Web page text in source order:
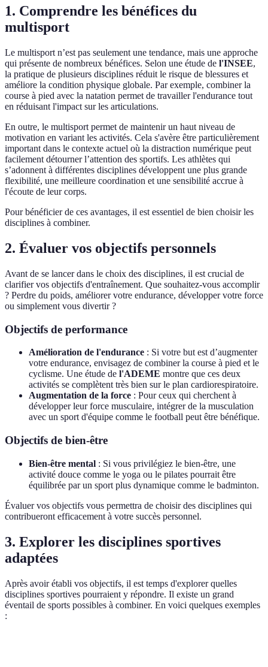
1. Comprendre les bénéfices du
multisport
Le multisport n’est pas seulement une tendance, mais une approche
qui présente de nombreux bénéfices. Selon une étude de l'INSEE,
la pratique de plusieurs disciplines réduit le risque de blessures et
améliore la condition physique globale. Par exemple, combiner la
course à pied avec la natation permet de travailler l'endurance tout
en réduisant l'impact sur les articulations.
En outre, le multisport permet de maintenir un haut niveau de
motivation en variant les activités. Cela s'avère être particulièrement
important dans le contexte actuel où la distraction numérique peut
facilement détourner l’attention des sportifs. Les athlètes qui
s’adonnent à différentes disciplines développent une plus grande
flexibilité, une meilleure coordination et une sensibilité accrue à
l'écoute de leur corps.
Pour bénéficier de ces avantages, il est essentiel de bien choisir les
disciplines à combiner.
2. Évaluer vos objectifs personnels
Avant de se lancer dans le choix des disciplines, il est crucial de
clarifier vos objectifs d'entraînement. Que souhaitez-vous accomplir
? Perdre du poids, améliorer votre endurance, développer votre force
ou simplement vous divertir ?
Objectifs de performance
Amélioration de l'endurance : Si votre but est d’augmenter
votre endurance, envisagez de combiner la course à pied et le
cyclisme. Une étude de l'ADEME montre que ces deux
activités se complètent très bien sur le plan cardiorespiratoire.
Augmentation de la force : Pour ceux qui cherchent à
développer leur force musculaire, intégrer de la musculation
avec un sport d'équipe comme le football peut être bénéfique.
Objectifs de bien-être
Bien-être mental : Si vous privilégiez le bien-être, une
activité douce comme le yoga ou le pilates pourrait être
équilibrée par un sport plus dynamique comme le badminton.
Évaluer vos objectifs vous permettra de choisir des disciplines qui
contribueront efficacement à votre succès personnel.
3. Explorer les disciplines sportives
adaptées
Après avoir établi vos objectifs, il est temps d'explorer quelles
disciplines sportives pourraient y répondre. Il existe un grand
éventail de sports possibles à combiner. En voici quelques exemples
: